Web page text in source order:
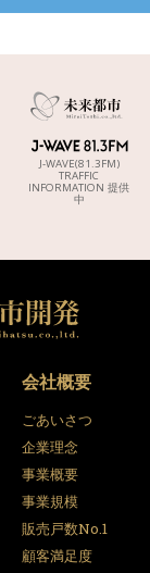
J-WAVE(81.3FM)
TRAFFIC
INFORMATION 提供
中
会社概要
ごあいさつ
企業理念
事業概要
事業規模
販売戸数No.1
顧客満足度